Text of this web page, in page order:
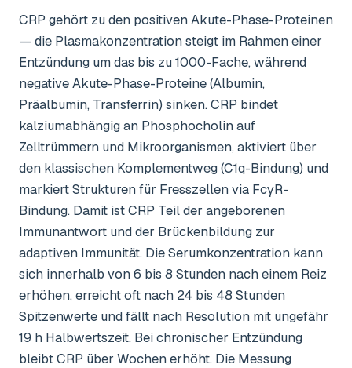
CRP gehört zu den positiven Akute-Phase-Proteinen
— die Plasmakonzentration steigt im Rahmen einer
Entzündung um das bis zu 1000-Fache, während
negative Akute-Phase-Proteine (Albumin,
Präalbumin, Transferrin) sinken. CRP bindet
kalziumabhängig an Phosphocholin auf
Zelltrümmern und Mikroorganismen, aktiviert über
den klassischen Komplementweg (C1q-Bindung) und
markiert Strukturen für Fresszellen via FcγR-
Bindung. Damit ist CRP Teil der angeborenen
Immunantwort und der Brückenbildung zur
adaptiven Immunität. Die Serumkonzentration kann
sich innerhalb von 6 bis 8 Stunden nach einem Reiz
erhöhen, erreicht oft nach 24 bis 48 Stunden
Spitzenwerte und fällt nach Resolution mit ungefähr
19 h Halbwertszeit. Bei chronischer Entzündung
bleibt CRP über Wochen erhöht. Die Messung